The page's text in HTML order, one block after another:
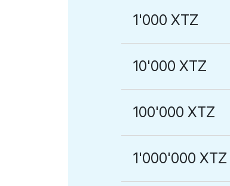
1'000 XTZ
10'000 XTZ
100'000 XTZ
1'000'000 XTZ